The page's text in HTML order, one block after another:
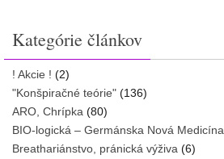
Kategórie článkov
! Akcie ! (2)
"Konšpiračné teórie" (136)
ARO, Chrípka (80)
BIO-logická – Germánska Nová Medicína
Breathariánstvo, pránická výživa (6)